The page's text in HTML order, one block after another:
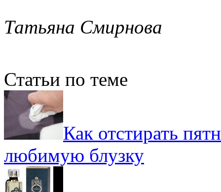
Татьяна Смирнова
Статьи по теме
Как отстирать
любимую блузку